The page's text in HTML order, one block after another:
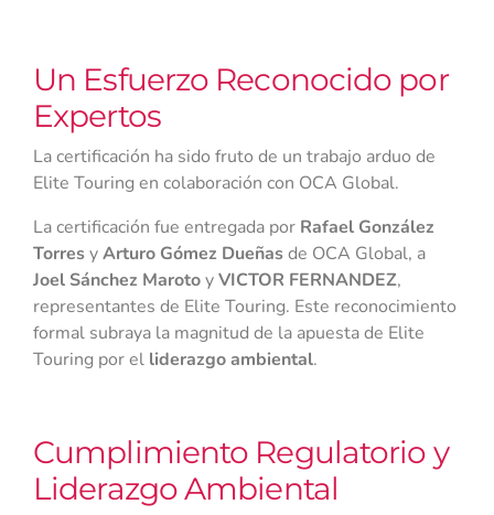
Un Esfuerzo Reconocido por
Expertos
La certificación ha sido fruto de un trabajo arduo de
Elite Touring en colaboración con OCA Global.
La certificación fue entregada por Rafael González
TorresyArturo Gómez Dueñasde OCA Global, a
Joel Sánchez MarotoyVICTOR FERNANDEZ,
representantes de Elite Touring. Este reconocimiento
formal subraya la magnitud de la apuesta de Elite
Touring por el liderazgo ambiental.
Cumplimiento Regulatorio y
Liderazgo Ambiental